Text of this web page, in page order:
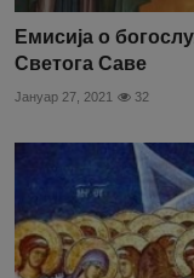
Емисија о
Светога Саве
Јануар 27, 2021 32